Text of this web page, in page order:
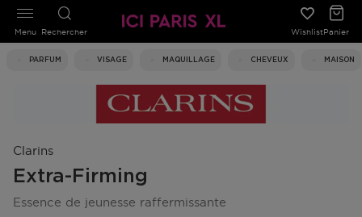
Rechercher WishlistPanier
PARFUM VISAGE MAQUILLAGE CHEVEUX MAISON
Menu
Clarins
Extra-Firming
essence de jeunesse raffermissante